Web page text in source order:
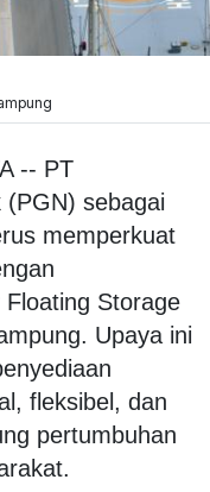
-- PT
sebagai
memperkuat
Storage
Upaya ini
fleksibel, dan
pertumbuhan